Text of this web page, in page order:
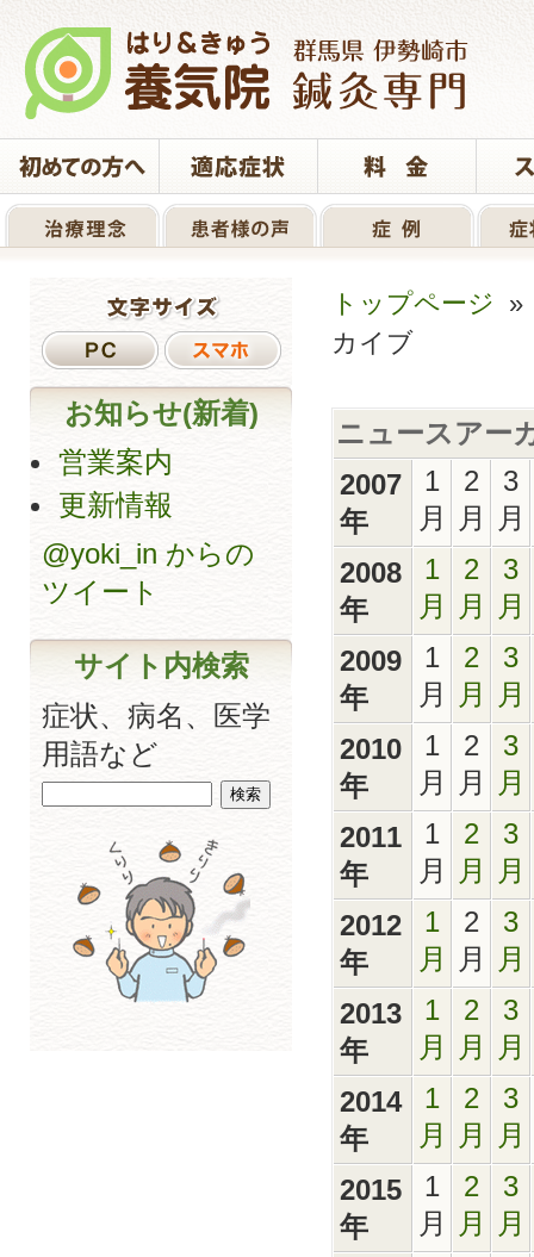
トップページ
カイブ
ニュースアー
2007
年
1
月
2
月
3
月
2008
年
1
月
2
月
3
月
2009
年
1
月
2
月
3
月
2010
年
1
月
2
月
3
月
2011
年
1
月
2
月
3
月
2012
年
1
月
2
月
3
月
2013
年
1
月
2
月
3
月
2014
年
1
月
2
月
3
月
2015
年
1
月
2
月
3
月
お知らせ(新着)
営業案内
更新情報
@yoki_in からの
ツイート
サイト内検索
症状、病名、医学
用語など